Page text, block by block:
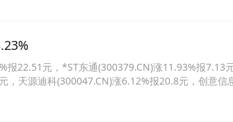
22.51元，*ST东通(300379.CN)涨11.93%报7.13
天源迪科(300047.CN)涨6.12%报20.8元，创意信